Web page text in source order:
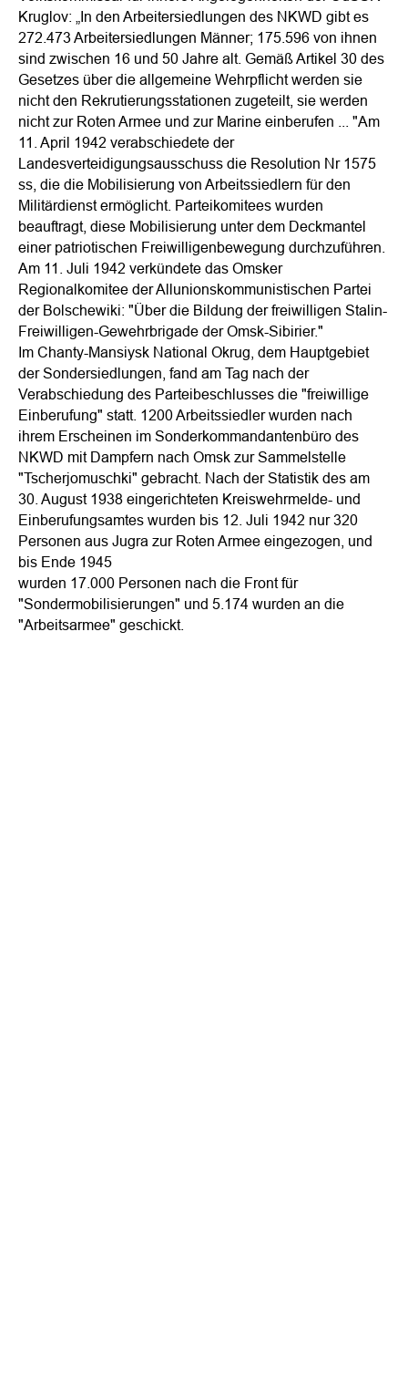
Kruglov: „In den Arbeitersiedlungen des NKWD gibt es
272.473 Arbeitersiedlungen Männer; 175.596 von ihnen
sind zwischen 16 und 50 Jahre alt. Gemäß Artikel 30 des
Gesetzes über die allgemeine Wehrpflicht werden sie
nicht den Rekrutierungsstationen zugeteilt, sie werden
nicht zur Roten Armee und zur Marine einberufen ... "Am
11. April 1942 verabschiedete der
Landesverteidigungsausschuss die Resolution Nr 1575
ss, die die Mobilisierung von Arbeitssiedlern für den
Militärdienst ermöglicht. Parteikomitees wurden
beauftragt, diese Mobilisierung unter dem Deckmantel
einer patriotischen Freiwilligenbewegung durchzuführen.
Am 11. Juli 1942 verkündete das Omsker
Regionalkomitee der Allunionskommunistischen Partei
der Bolschewiki: "Über die Bildung der freiwilligen Stalin-
Freiwilligen-Gewehrbrigade der Omsk-Sibirier."
Im Chanty-Mansiysk National Okrug, dem Hauptgebiet
der Sondersiedlungen, fand am Tag nach der
Verabschiedung des Parteibeschlusses die "freiwillige
Einberufung" statt. 1200 Arbeitssiedler wurden nach
ihrem Erscheinen im Sonderkommandantenbüro des
NKWD mit Dampfern nach Omsk zur Sammelstelle
"Tscherjomuschki" gebracht. Nach der Statistik des am
30. August 1938 eingerichteten Kreiswehrmelde- und
Einberufungsamtes wurden bis 12. Juli 1942 nur 320
Personen aus Jugra zur Roten Armee eingezogen, und
bis Ende 1945
wurden 17.000 Personen nach die Front für
"Sondermobilisierungen" und 5.174 wurden an die
"Arbeitsarmee" geschickt.